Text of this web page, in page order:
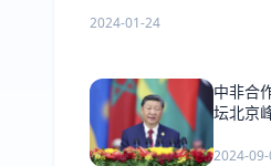
2024-01-24
中非合
坛北京
2024-